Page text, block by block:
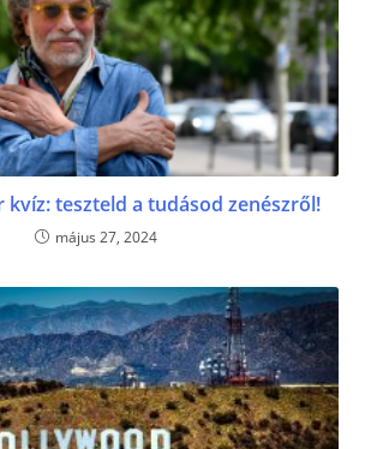
kvíz: teszteld a tudásod zenészről!
május 27, 2024